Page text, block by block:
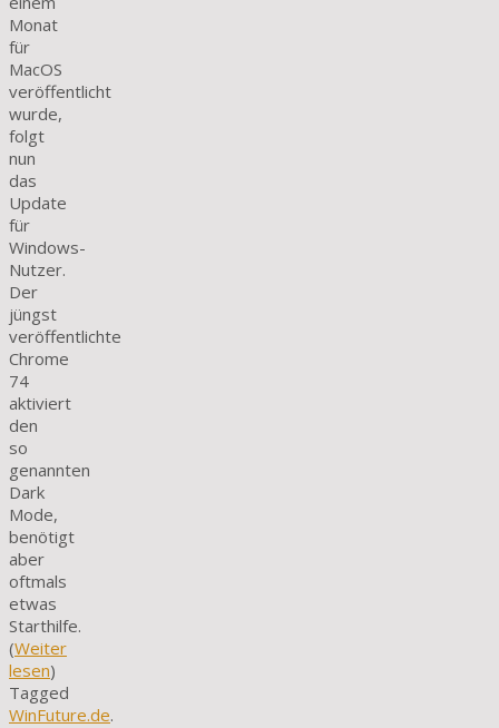
Monat
für
MacOS
veröffentlicht
wurde,
folgt
nun
das
Update
für
Windows-
Nutzer.
Der
jüngst
veröffentlichte
Chrome
74
aktiviert
den
so
genannten
Dark
Mode,
benötigt
aber
oftmals
etwas
Starthilfe.
(Weiter
lesen)
Tagged
WinFuture.de.